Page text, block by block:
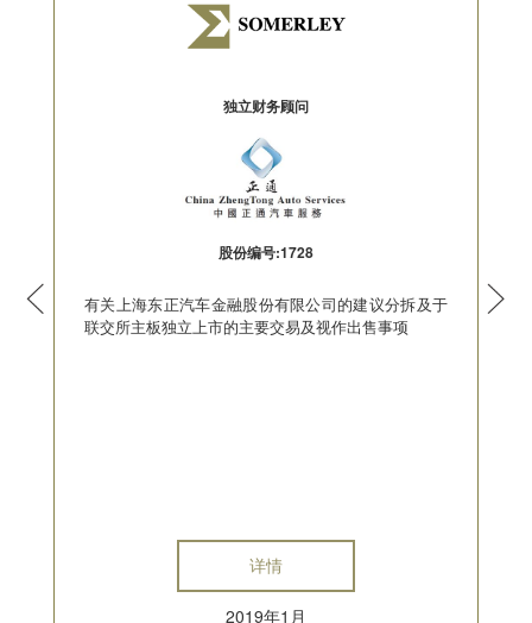
独立财务顾问
股份编号:1728
有关上海东正汽车金融股份有限公司的建议分拆及于
联交所主板独立上市的主要交易及视作出售事项
详情
2019年1月